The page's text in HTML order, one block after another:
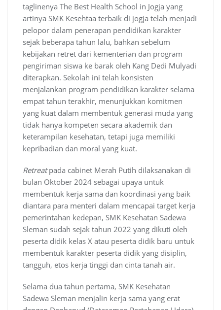
taglinenya The Best Health School in Jogja yang
artinya SMK Kesehtaa terbaik di jogja telah menjadi
pelopor dalam penerapan pendidikan karakter
sejak beberapa tahun lalu, bahkan sebelum
kebijakan retret dari kementerian dan program
pengiriman siswa ke barak oleh Kang Dedi Mulyadi
diterapkan. Sekolah ini telah konsisten
menjalankan program pendidikan karakter selama
empat tahun terakhir, menunjukkan komitmen
yang kuat dalam membentuk generasi muda yang
tidak hanya kompeten secara akademik dan
keterampilan kesehatan, tetapi juga memiliki
kepribadian dan moral yang kuat.
Retreatpada cabinet Merah Putih dilaksanakan di
bulan Oktober 2024 sebagai upaya untuk
membentuk kerja sama dan koordinasi yang baik
diantara para menteri dalam mencapai target kerja
pemerintahan kedepan, SMK Kesehatan Sadewa
Sleman sudah sejak tahun 2022 yang dikuti oleh
peserta didik kelas X atau peserta didik baru untuk
membentuk karakter peserta didik yang disiplin,
tangguh, etos kerja tinggi dan cinta tanah air.
Selama dua tahun pertama, SMK Kesehatan
Sadewa Sleman menjalin kerja sama yang erat